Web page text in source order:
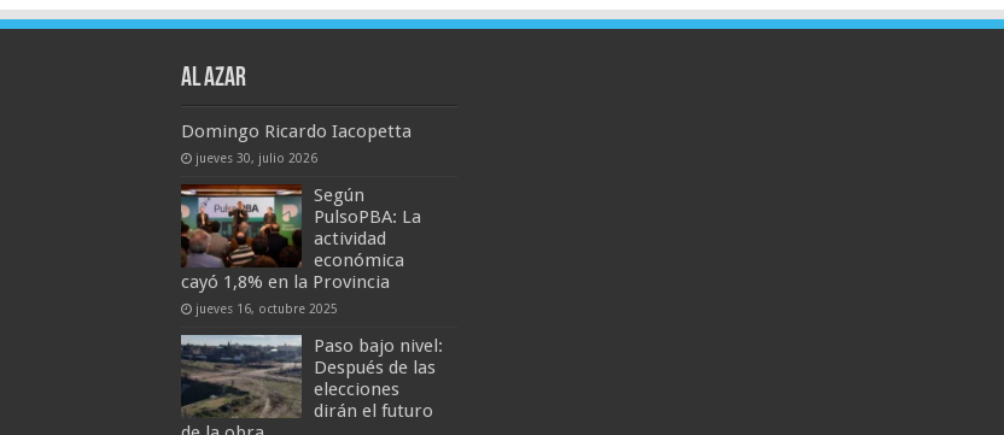
AL AZAR
Domingo Ricardo Iacopetta
jueves 30, julio 2026
Según
PulsoPBA: La
actividad
económica
cayó 1,8% en la Provincia
jueves 16, octubre 2025
Paso bajo nivel:
Después de las
elecciones
dirán el futuro